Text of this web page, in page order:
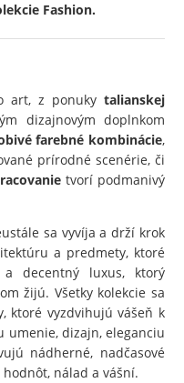
Fashion.
art, z ponuky talianskej
dizajnovým doplnkom
farebné kombinácie,
prírodné scenérie, či
tvorí podmanivý
sa vyvíja a drží krok
a predmety, ktoré
a decentný luxus, ktorý
žijú. Všetky kolekcie sa
ktoré vyzdvihujú vášeň k
umenie, dizajn, eleganciu
nádherné, nadčasové
nálad a vášní.